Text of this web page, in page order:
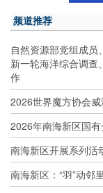
频道推荐
自然资源部党组成
新一轮海洋综合调查
作
2026世界魔方协会
2026年南海新区国
南海新区开展系列活
南海新区：“羽”动邻